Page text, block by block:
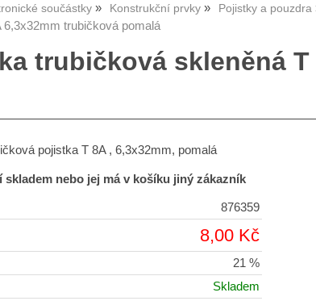
součástky Konstrukční prvky Pojistky a pouzdra
6,3x32mm trubičková pomalá
trubičková skleněná T
pojistka T 8A , 6,3x32mm, pomalá
skladem nebo jej má v košíku jiný zákazník
876359
8,00 Kč
21 %
Skladem